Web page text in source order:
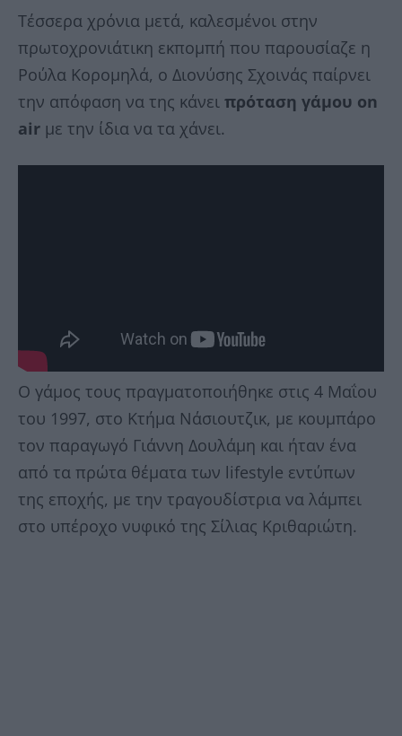
Τέσσερα χρόνια μετά, καλεσμένοι στην
πρωτοχρονιάτικη εκπομπή που παρουσίαζε η
Ρούλα Κορομηλά, ο Διονύσης Σχοινάς παίρνει
την απόφαση να της κάνει πρόταση γάμου on
air με την ίδια να τα χάνει.
Ο γάμος τους πραγματοποιήθηκε στις 4 Μαΐου
του 1997, στο Κτήμα Νάσιουτζικ, με κουμπάρο
τον παραγωγό Γιάννη Δουλάμη και ήταν ένα
από τα πρώτα θέματα των lifestyle εντύπων
της εποχής, με την τραγουδίστρια να λάμπει
στο υπέροχο νυφικό της Σίλιας Κριθαριώτη.